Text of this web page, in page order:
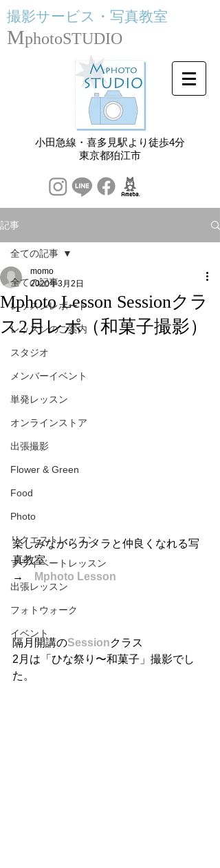
撮影サービス・ 写真教室
MphotoSTUDIO
小田急線・喜多見駅より徒歩4分
​東京都狛江市
記事
全ての記事
レッスンレポート
レッスンのご案内
スタジオ
メンバーイベント
単発レッスン
オンラインストア
出張撮影
Flower & Green
Food
Photo
リクエストレッスン
プライベートレッスン
出張レッスン
フォトウォーク
イベント
全ての記事
Mphoto Lesson Sessionクラ
ス2月レポ（和菓子撮影）
momo
2020年3月2日
楽しみながらカメラと仲良くなれる写
真教室
→
Mphoto Lesson
隔月開講のSessionクラス
2月は「ひな祭り〜和菓子」撮影でし
た。